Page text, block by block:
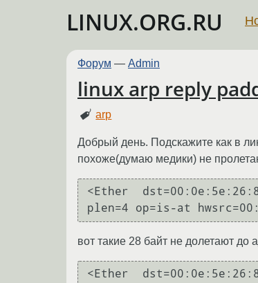
LINUX.ORG.RU
Форум — Admin
linux arp reply
arp
Добрый день. Подскажите как в
похоже(думаю медики) не
<Ether
вот такие 28 байт не долетают до
<Ether